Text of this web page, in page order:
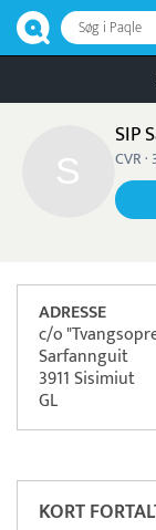
Søg i Paqle
SIP
CVR
ADRESSE
c/o
Sarfannguit
3911 Sisimiut
GL
KORT